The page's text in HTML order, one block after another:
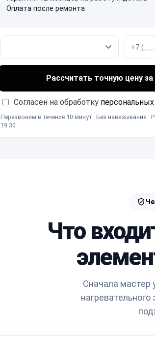
Оплата после ремонта
Рассчитать точную цену
Согласен на обработку
Перезвоним в течение 10 минут · Без навязывания ·
19:30
Что
Сначала мастер